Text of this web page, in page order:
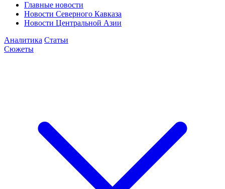
Главные новости
Новости Северного Кавказа
Новости Центральной Азии
Аналитика Статьи
Сюжеты